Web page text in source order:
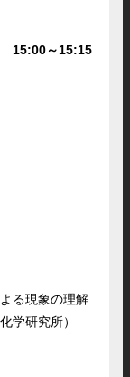
15:00～15:15
演②
現象の理解
学研究所）